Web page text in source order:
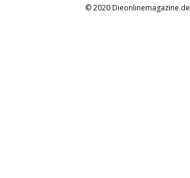
© 2020 Dieonlinemagazine.de